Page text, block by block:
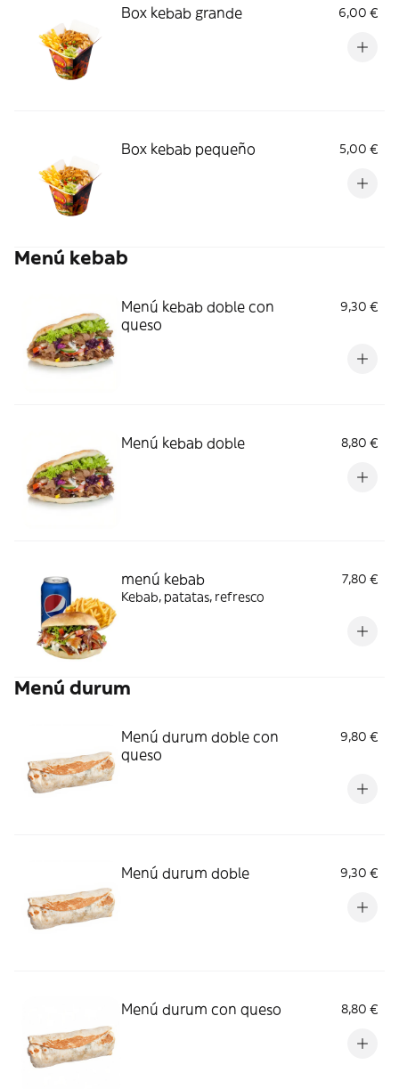
Box kebab grande 6,00 €
Box kebab pequeño 5,00 €
Menú kebab
Menú kebab doble con
queso
9,30 €
Menú kebab doble 8,80 €
menú kebab
7,80 €
Kebab, patatas, refresco
Menú durum
Menú durum doble con
queso
9,80 €
Menú durum doble 9,30 €
Menú durum con queso 8,80 €